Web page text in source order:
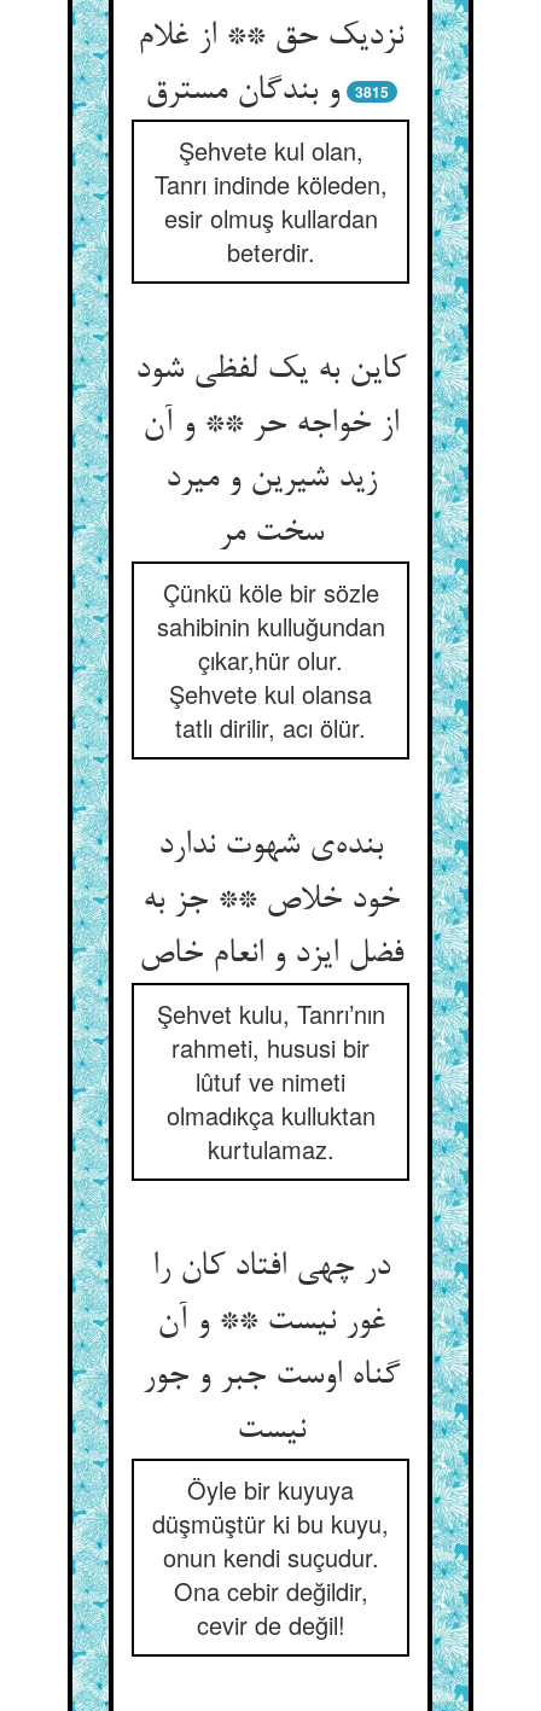
نزدیک حق ** از غلام
و بندگان مسترق‌‌
3815
Şehvete kul olan,
Tanrı indinde köleden,
esir olmuş kullardan
beterdir.
کاین به یک لفظی شود
از خواجه حر ** و آن
زید شیرین و میرد
سخت مر
Çünkü köle bir sözle
sahibinin kulluğundan
çıkar,hür olur.
Şehvete kul olansa
tatlı dirilir, acı ölür.
بنده‌‌ی شهوت ندارد
خود خلاص ** جز به
فضل ایزد و انعام خاص‌‌
Şehvet kulu, Tanrı’nın
rahmeti, hususi bir
lûtuf ve nimeti
olmadıkça kulluktan
kurtulamaz.
در چهی افتاد کان را
غور نیست ** و آن
گناه اوست جبر و جور
نیست‌‌
Öyle bir kuyuya
düşmüştür ki bu kuyu,
onun kendi suçudur.
Ona cebir değildir,
cevir de değil!